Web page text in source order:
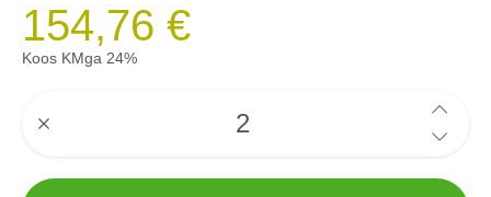
154,76 €
Koos KMga 24%